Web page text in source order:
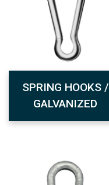
SPRING HOOKS /
GALVANIZED